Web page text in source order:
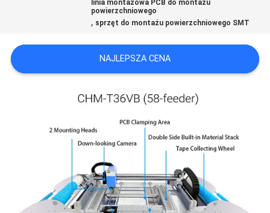
MAPA
STRONY
PRYWATNOŚCI
linia montażowa PCB do montażu
powierzchniowego
, sprzęt do montażu powierzchniowego SMT
NAJLEPSZA CENA